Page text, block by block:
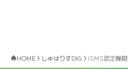
HOME しゅはりすDIG ISMS認定機関